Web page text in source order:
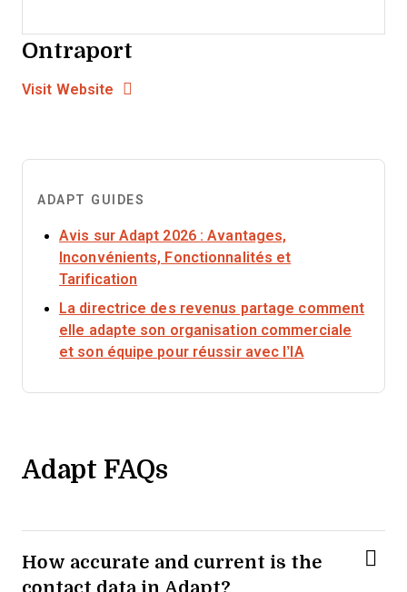
Ontraport
Visit Website Opens New Window
ADAPT GUIDES
Avis sur Adapt 2026 : Avantages,
Inconvénients, Fonctionnalités et
Tarification
La directrice des revenus partage comment
elle adapte son organisation commerciale
et son équipe pour réussir avec l’IAOpens new
Adapt FAQs
How accurate and current is the